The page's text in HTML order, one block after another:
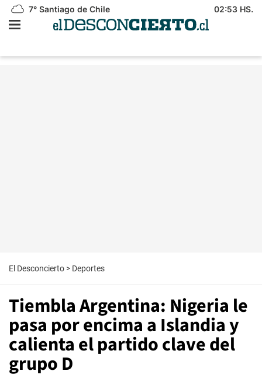
7° Santiago de Chile 02:53 HS.
El Desconcierto > Deportes
Tiembla Argentina: Nigeria le
pasa por encima a Islandia y
calienta el partido clave del
grupo D